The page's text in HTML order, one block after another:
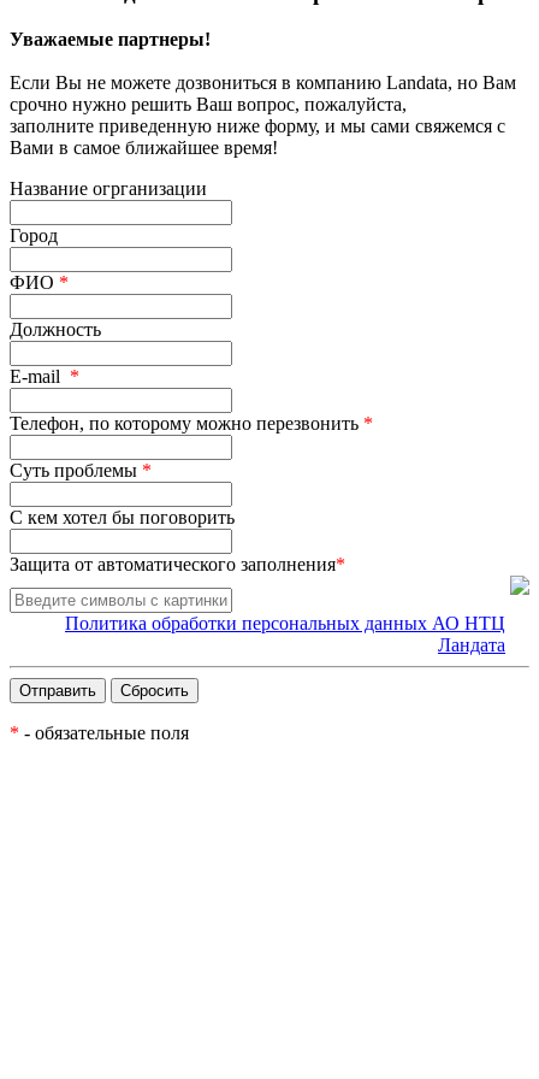
Уважаемые партнеры!
Если Вы не можете дозвониться в компанию Landata, но Вам
срочно нужно решить Ваш вопрос, пожалуйста,
заполните приведенную ниже форму, и мы сами свяжемся с
Вами в самое ближайшее время!
Название огрганизации
Город
ФИО *
Должность
E-mail *
Телефон, по которому можно перезвонить *
Суть проблемы *
С кем хотел бы поговорить
Защита от автоматического заполнения*
Политика обработки персональных данных АО НТЦ
Ландата
* - обязательные поля